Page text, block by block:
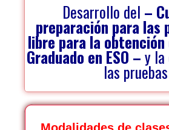
Desarrollo del –
preparación para las
libre para la
Graduado en ESO –y
las pruebas